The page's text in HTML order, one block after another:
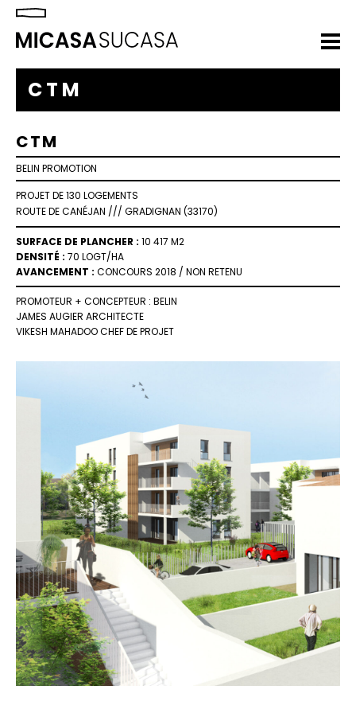
CTM
CTM
BELIN PROMOTION
PROJET DE 130 LOGEMENTS
ROUTE DE CANÉJAN /// GRADIGNAN (33170)
SURFACE DE PLANCHER : 10 417 M2
DENSITÉ : 70 LOGT/HA
AVANCEMENT : CONCOURS 2018 / NON RETENU
PROMOTEUR + CONCEPTEUR : BELIN
JAMES AUGIER ARCHITECTE
VIKESH MAHADOO CHEF DE PROJET